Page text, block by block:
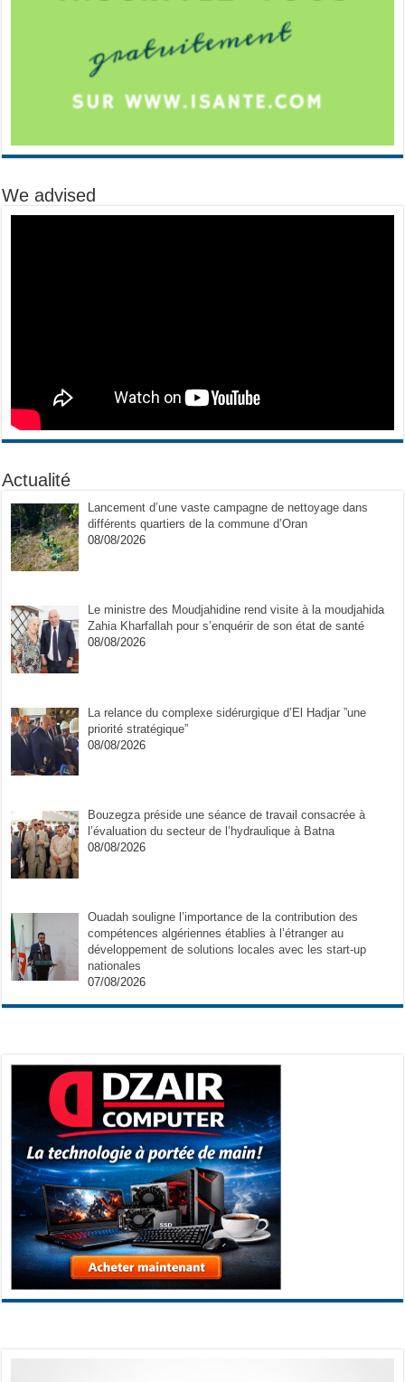
We advised
Actualité
Lancement d’une vaste campagne de nettoyage dans
différents quartiers de la commune d’Oran
08/08/2026
Le ministre des Moudjahidine rend visite à la moudjahida
Zahia Kharfallah pour s’enquérir de son état de santé
08/08/2026
La relance du complexe sidérurgique d’El Hadjar ”une
priorité stratégique”
08/08/2026
Bouzegza préside une séance de travail consacrée à
l’évaluation du secteur de l’hydraulique à Batna
08/08/2026
Ouadah souligne l’importance de la contribution des
compétences algériennes établies à l’étranger au
développement de solutions locales avec les start-up
nationales
07/08/2026